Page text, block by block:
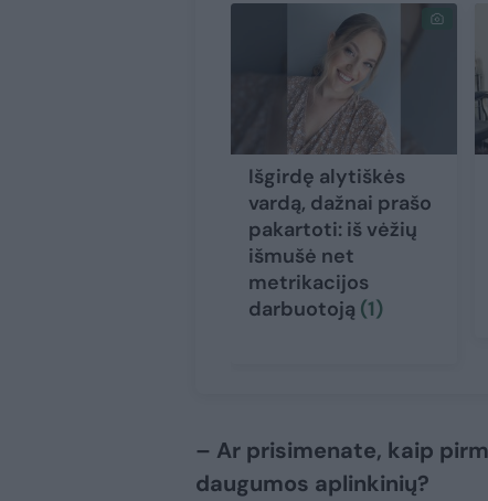
Išgirdę alytiškės
vardą, dažnai prašo
pakartoti: iš vėžių
išmušė net
metrikacijos
darbuotoją (1)
– Ar prisimenate, kaip
daugumos aplinkinių?